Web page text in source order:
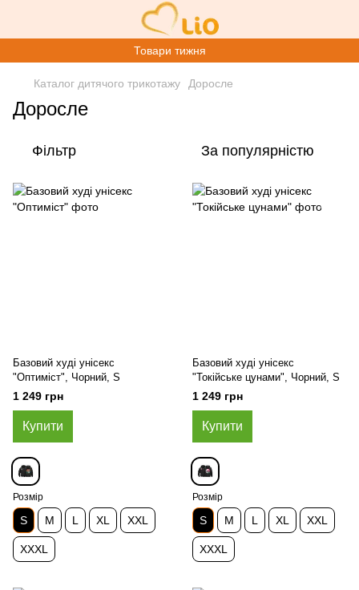
Товари тижня
Каталог дитячого трикотажу Доросле
Доросле
Фільтр За популярністю
Базовий худі унісекс
"Оптиміст", Чорний, S
1 249 грн
Купити
Розмір
S M L XL XXL
XXXL
Базовий худі унісекс
"Токійське цунами", Чорний, S
1 249 грн
Купити
Розмір
S M L XL XXL
XXXL